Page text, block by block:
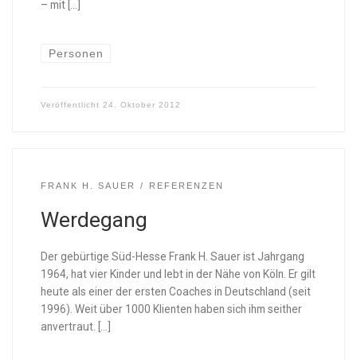
– mit […]
Personen
Veröffentlicht 24. Oktober 2012
FRANK H. SAUER REFERENZEN
Werdegang
Der gebürtige Süd-Hesse Frank H. Sauer ist Jahrgang
1964, hat vier Kinder und lebt in der Nähe von Köln. Er gilt
heute als einer der ersten Coaches in Deutschland (seit
1996). Weit über 1000 Klienten haben sich ihm seither
anvertraut. […]